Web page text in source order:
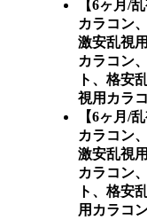
【6ヶ月/
カラコン
激安乱視
カラコン
ト、格安
視用カラ
【6ヶ月/
カラコン
激安乱視
カラコン
ト、格安
用カラコ